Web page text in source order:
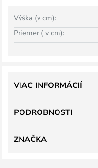
Výška (v cm):
Priemer ( v cm):
PODROBNOSTI
VIAC INFORMÁCIÍ
ZNAČKA